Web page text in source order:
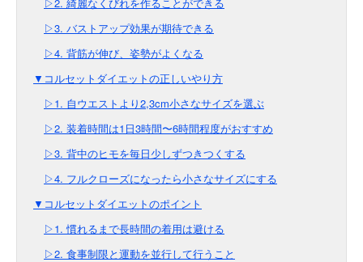
▷3. バストアップ効果が期待できる
▷4. 背筋が伸び、姿勢がよくなる
▼コルセットダイエットの正しいやり方
▷1. 自ウエストより2,3cm小さなサイズを選ぶ
▷2. 装着時間は1日3時間〜6時間程度がおすすめ
▷3. 背中のヒモを毎日少しずつきつくする
▷4. フルクローズになったら小さなサイズにする
▼コルセットダイエットのポイント
▷1. 慣れるまで長時間の着用は避ける
▷2. 食事制限と運動を並行して行うこと